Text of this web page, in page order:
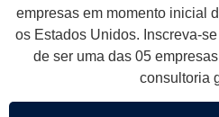
empresas em momento inicial
os Estados Unidos. Inscreva-
de ser uma das 05
consultoria